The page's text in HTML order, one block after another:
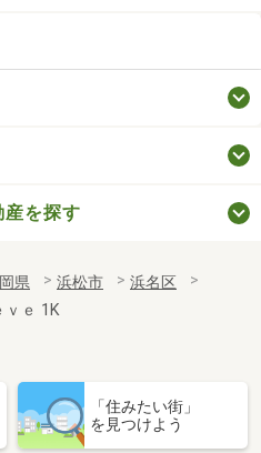
を探す
県 浜松市
浜名区
ｖｅ 1K
「住みたい街」
を見つけよう